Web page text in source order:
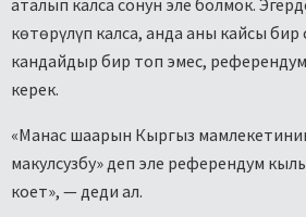
көтөрүлүп калса, анда аны кайсы
кандайдыр бир топ эмес,
керек.
«Манас шаарын Кыргыз
макулсузбу» деп эле референдум
коет», — деди ал.